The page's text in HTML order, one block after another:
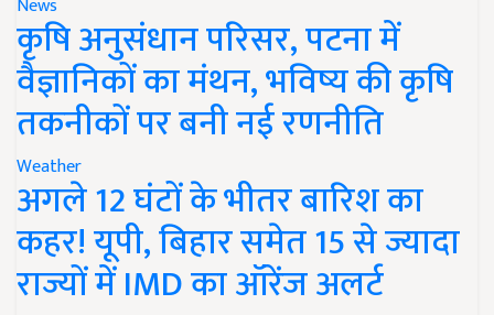
कृषि अनुसंधान परिसर, पटना में
वैज्ञानिकों का मंथन, भविष्य की कृषि
तकनीकों पर बनी नई रणनीति
Weather
अगले 12 घंटों के भीतर बारिश का
कहर! यूपी, बिहार समेत 15 से ज्यादा
राज्यों में IMD का ऑरेंज अलर्ट